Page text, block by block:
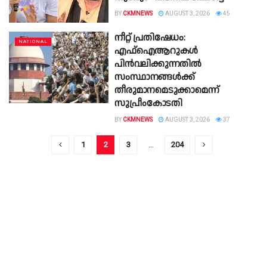
BY CKMNEWS AUGUST 3, 2026 45
NATIONAL
നീറ്റ് പ്രതിഷേധം:
എഫ്ഐആറുകൾ
പിൻവലിക്കുന്നതിൽ
സംസ്ഥാനങ്ങൾക്ക്
തീരുമാനമെടുക്കാമെന്ന്
സുപ്രീംകോടതി
BY CKMNEWS AUGUST 3, 2026 37
1 2 3 … 204